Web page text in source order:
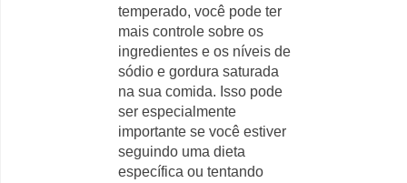
temperado, você pode ter
mais controle sobre os
ingredientes e os níveis de
sódio e gordura saturada
na sua comida. Isso pode
ser especialmente
importante se você estiver
seguindo uma dieta
específica ou tentando